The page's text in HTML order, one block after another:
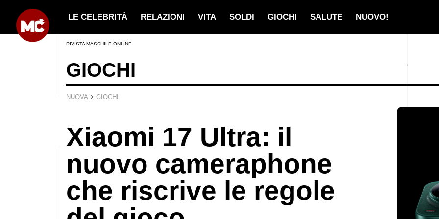
LE CELEBRITÀ RELAZIONI VITA SOLDI GIOCHI SALUTE NUOVO!
RIVISTA MASCHILE ONLINE
GIOCHI
NUOVA › GIOCHI
Xiaomi 17 Ultra: il
nuovo cameraphone
che riscrive le regole